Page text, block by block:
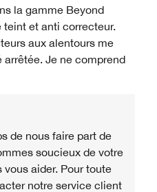
la gamme Beyond
et anti correcteur.
aux alentours me
Je ne comprend
de nous faire part de
soucieux de votre
aider. Pour toute
notre service client